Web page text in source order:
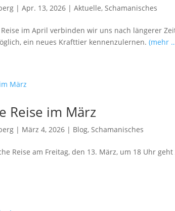
|Apr. 13, 2026 |Aktuelle,Schamanisches
im April verbinden wir uns nach längerer
ein neues Krafttier kennenzulernen.(mehr
Reise im März
| März 4, 2026 | Blog,Schamanisches
Reise am Freitag, den 13. März, um 18 Uhr